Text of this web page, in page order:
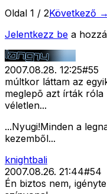
Oldal 1 / 2Következő →
Jelentkezz be a
2007.08.28. 12:25#55
múltkor láttam az
meglepõ azt írták
véletlen...
...Nyugi!Minden a
kezemből...
knightbali
2007.08.26. 21:44#54
Én biztos nem,